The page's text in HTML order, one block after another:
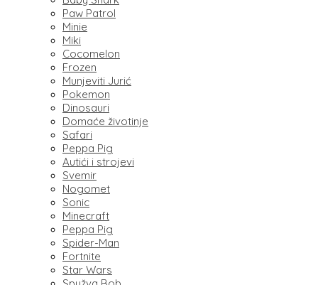
Paw Patrol
Minie
Miki
Cocomelon
Frozen
Munjeviti Jurić
Pokemon
Dinosauri
Domaće životinje
Safari
Peppa Pig
Autići i strojevi
Svemir
Nogomet
Sonic
Minecraft
Peppa Pig
Spider-Man
Fortnite
Star Wars